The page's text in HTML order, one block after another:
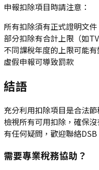
申報扣除項目時請注意：
所有扣除須有正式證明文件
部分扣除有合計上限（如
不同課稅年度的上限可能有
虛假申報可導致罰款
結語
充分利用扣除項目是合法
檢視所有可用扣除，確保
有任何疑問，歡迎聯絡DSB
需要專業稅務協助？